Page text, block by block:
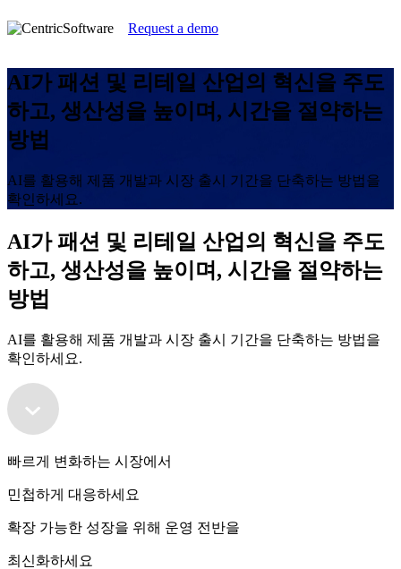
Request a demo
AI가 패션 및 리테일 산업의 혁신을 주도
하고, 생산성을 높이며, 시간을 절약하는
방법
AI를 활용해 제품 개발과 시장 출시 기간을 단축하는 방법을
확인하세요.
AI가 패션 및 리테일 산업의 혁신을 주도
하고, 생산성을 높이며, 시간을 절약하는
방법
AI를 활용해 제품 개발과 시장 출시 기간을 단축하는 방법을
확인하세요.
빠르게 변화하는 시장에서
민첩하게 대응하세요
확장 가능한 성장을 위해 운영 전반을
최신화하세요